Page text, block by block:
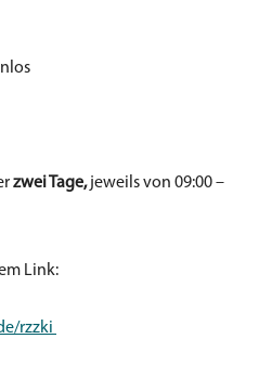
zwei Tage,jeweils von 09:00 –
Link:
rzzki​